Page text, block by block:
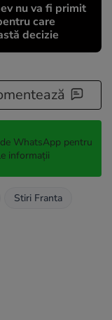
nu va fi primit
care
decizie
WhatsApp pentru
informații
Stiri Franta